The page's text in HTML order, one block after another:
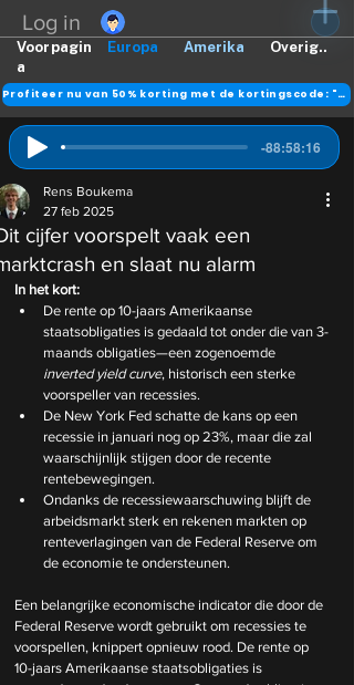
Log in
Europa Amerika Overig..
Voorpagin
a
Profiteer nu van 50% korting met de kortingscode: "DANK"
-88:58:16
cijfer voorspelt vaak een
en slaat nu alarm
Rens Boukema
27 feb 2025
In het kort:
De rente op 10-jaars Amerikaanse
staatsobligaties is gedaald tot onder die van 3-
maands obligaties—een zogenoemde
inverted yield curve, historisch een sterke
voorspeller van recessies.
De New York Fed schatte de kans op een
recessie in januari nog op 23%, maar die zal
waarschijnlijk stijgen door de recente
rentebewegingen.
Ondanks de recessiewaarschuwing blijft de
arbeidsmarkt sterk en rekenen markten op
renteverlagingen van de Federal Reserve om
de economie te ondersteunen.
Een belangrijke economische indicator die door de
Federal Reserve wordt gebruikt om recessies te
voorspellen, knippert opnieuw rood. De rente op
10-jaars Amerikaanse staatsobligaties is